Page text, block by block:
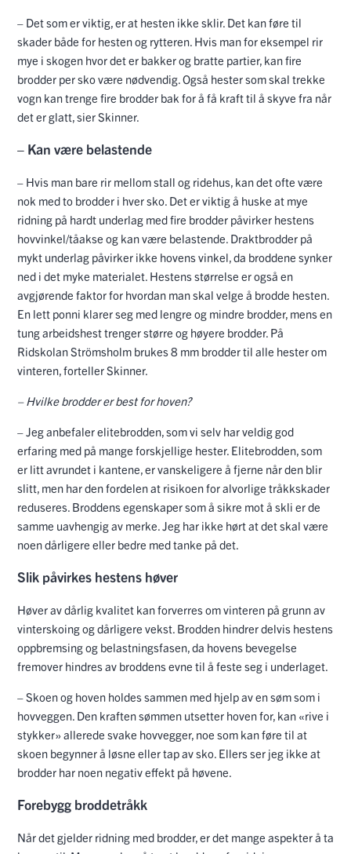
– Det som er viktig, er at hesten ikke sklir. Det kan føre til
skader både for hesten og rytteren. Hvis man for eksempel rir
mye i skogen hvor det er bakker og bratte partier, kan fire
brodder per sko være nødvendig. Også hester som skal trekke
vogn kan trenge fire brodder bak for å få kraft til å skyve fra når
det er glatt, sier Skinner.
– Kan være belastende
– Hvis man bare rir mellom stall og ridehus, kan det ofte være
nok med to brodder i hver sko. Det er viktig å huske at mye
ridning på hardt underlag med fire brodder påvirker hestens
hovvinkel/tåakse og kan være belastende. Draktbrodder på
mykt underlag påvirker ikke hovens vinkel, da broddene synker
ned i det myke materialet. Hestens størrelse er også en
avgjørende faktor for hvordan man skal velge å brodde hesten.
En lett ponni klarer seg med lengre og mindre brodder, mens en
tung arbeidshest trenger større og høyere brodder. På
Ridskolan Strömsholm brukes 8 mm brodder til alle hester om
vinteren, forteller Skinner.
– Hvilke brodder er best for hoven?
– Jeg anbefaler elitebrodden, som vi selv har veldig god
erfaring med på mange forskjellige hester. Elitebrodden, som
er litt avrundet i kantene, er vanskeligere å fjerne når den blir
slitt, men har den fordelen at risikoen for alvorlige tråkkskader
reduseres. Broddens egenskaper som å sikre mot å skli er de
samme uavhengig av merke. Jeg har ikke hørt at det skal være
noen dårligere eller bedre med tanke på det.
Slik påvirkes hestens høver
Høver av dårlig kvalitet kan forverres om vinteren på grunn av
vinterskoing og dårligere vekst. Brodden hindrer delvis hestens
oppbremsing og belastningsfasen, da hovens bevegelse
fremover hindres av broddens evne til å feste seg i underlaget.
– Skoen og hoven holdes sammen med hjelp av en søm som i
hovveggen. Den kraften sømmen utsetter hoven for, kan «rive i
stykker» allerede svake hovvegger, noe som kan føre til at
skoen begynner å løsne eller tap av sko. Ellers ser jeg ikke at
brodder har noen negativ effekt på høvene.
Forebygg broddetråkk
Når det gjelder ridning med brodder, er det mange aspekter å ta